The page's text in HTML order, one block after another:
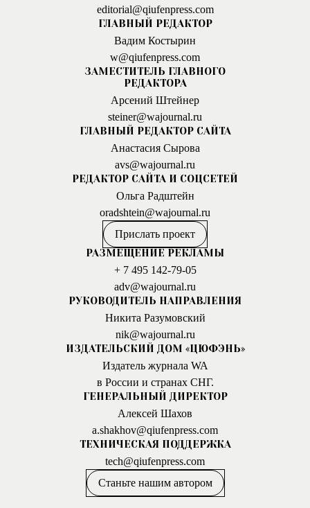
editorial@qiufenpress.com
ГЛАВНЫЙ РЕДАКТОР
Вадим Костырин
w@qiufenpress.com
ЗАМЕСТИТЕЛЬ ГЛАВНОГО
РЕДАКТОРА
Арсений Штейнер
steiner@wajournal.ru
ГЛАВНЫЙ РЕДАКТОР САЙТА
Анастасия Сырова
avs@wajournal.ru
РЕДАКТОР САЙТА И СОЦСЕТЕЙ
Ольга Радштейн
oradshtein@wajournal.ru
Прислать проект
РАЗМЕЩЕНИЕ РЕКЛАМЫ
+ 7 495 142-79-05
adv@wajournal.ru
РУКОВОДИТЕЛЬ НАПРАВЛЕНИЯ
Никита Разумовский
nik@wajournal.ru
ИЗДАТЕЛЬСКИЙ ДОМ «ЦЮФЭНЬ»
Издатель журнала WA
в России и странах СНГ.
ГЕНЕРАЛЬНЫЙ ДИРЕКТОР
Алексей Шахов
a.shakhov@qiufenpress.com
ТЕХНИЧЕСКАЯ ПОДДЕРЖКА
tech@qiufenpress.com
Станьте нашим автором